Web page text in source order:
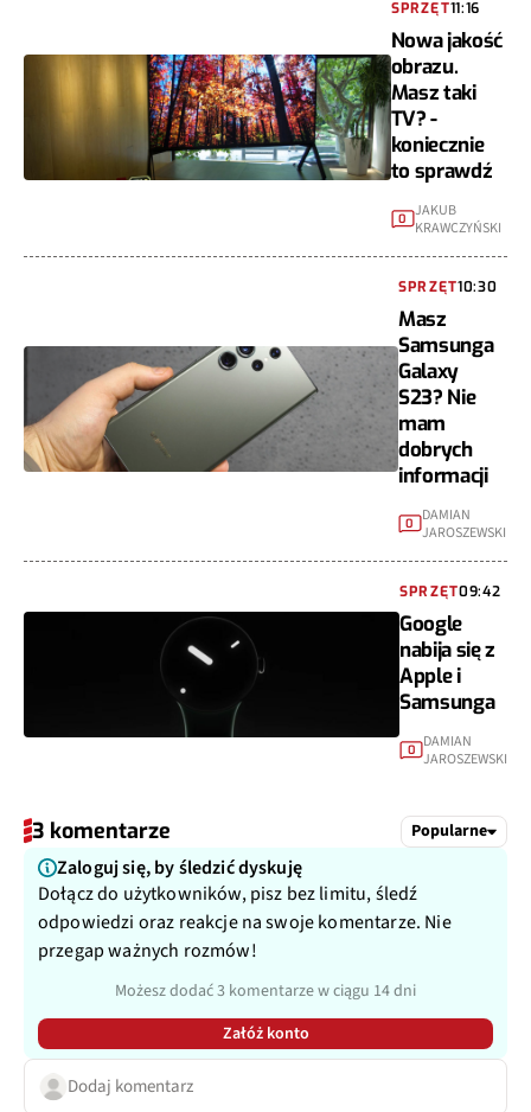
SPRZĘT11:16
Nowa jakość
obrazu.
Masz taki
TV? -
koniecznie
to sprawdź
0 JAKUB
KRAWCZYŃSKI
SPRZĘT10:30
Masz
Samsunga
Galaxy
S23? Nie
mam
dobrych
informacji
0
DAMIAN
JAROSZEWSKI
SPRZĘT09:42
Google
nabija się z
Apple i
Samsunga
0
DAMIAN
JAROSZEWSKI
3 komentarze Popularne
Zaloguj się, by śledzić dyskuję
Dołącz do użytkowników, pisz bez limitu, śledź
odpowiedzi oraz reakcje na swoje komentarze. Nie
przegap ważnych rozmów!
Możesz dodać 3 komentarze w ciągu 14 dni
Załóż konto
Dodaj komentarz